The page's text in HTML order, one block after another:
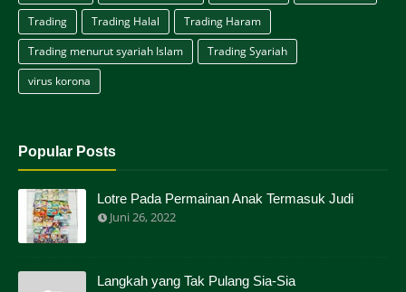
Trading
Trading Halal
Trading Haram
Trading menurut syariah Islam
Trading Syariah
virus korona
Popular Posts
Lotre Pada Permainan Anak Termasuk Judi
Juni 26, 2022
Langkah yang Tak Pulang Sia-Sia